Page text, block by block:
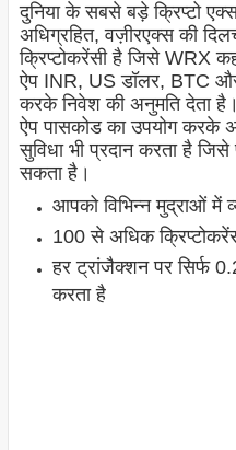
दुनिया के सबसे बड़े क्रिप्टो
अधिग्रहित, वज़ीरएक्स की
क्रिप्टोकरेंसी है जिसे WRX
ऐप INR, US डॉलर, BTC
करके निवेश की अनुमति देता
ऐप पासकोड का उपयोग करके
सुविधा भी प्रदान करता है
सकता है।
आपको विभिन्न मुद्राओं में
100 से अधिक
हर ट्रांजैक्शन पर सिर्फ
करता है